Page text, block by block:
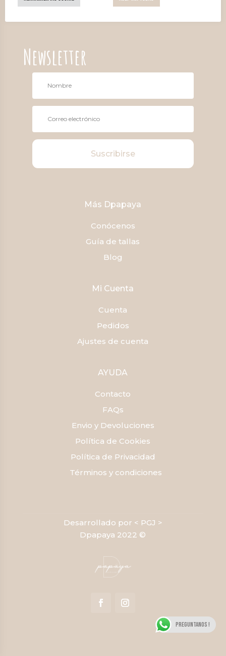
Newsletter
Suscribirse
Más Dpapaya
Conócenos
Guía de tallas
Blog
Mi Cuenta
Cuenta
Pedidos
Ajustes de cuenta
AYUDA
Contacto
FAQs
Envio y Devoluciones
Política de Cookies
Política de Privacidad
Términos y condiciones
Desarrollado por < PGJ >
Dpapaya 2022 ©
Preguntanos !